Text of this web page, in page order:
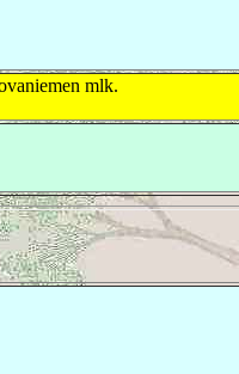
mlk.